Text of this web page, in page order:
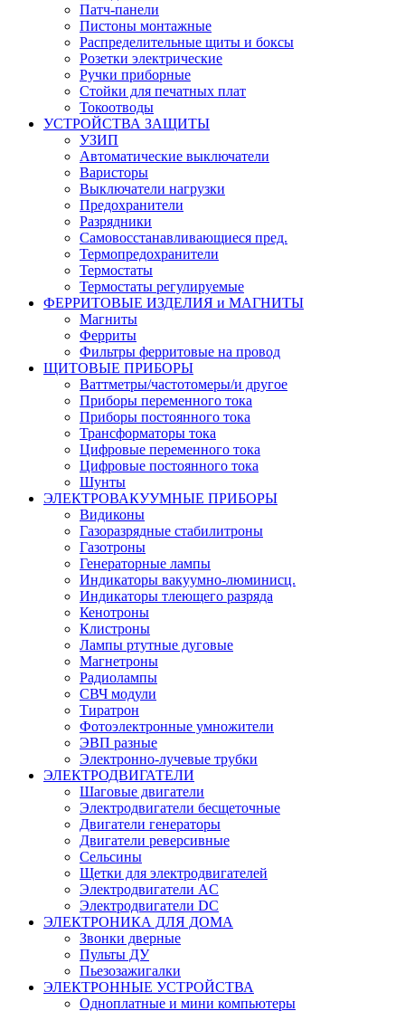
Патч-панели
Пистоны монтажные
Распределительные щиты и боксы
Розетки электрические
Ручки приборные
Стойки для печатных плат
Токоотводы
УСТРОЙСТВА ЗАЩИТЫ
УЗИП
Автоматические выключатели
Варисторы
Выключатели нагрузки
Предохранители
Разрядники
Самовосстанавливающиеся пред.
Термопредохранители
Термостаты
Термостаты регулируемые
ФЕРРИТОВЫЕ ИЗДЕЛИЯ и МАГНИТЫ
Магниты
Ферриты
Фильтры ферритовые на провод
ЩИТОВЫЕ ПРИБОРЫ
Ваттметры/частотомеры/и другое
Приборы переменного тока
Приборы постоянного тока
Трансформаторы тока
Цифровые переменного тока
Цифровые постоянного тока
Шунты
ЭЛЕКТРОВАКУУМНЫЕ ПРИБОРЫ
Видиконы
Газоразрядные стабилитроны
Газотроны
Генераторные лампы
Индикаторы вакуумно-люминисц.
Индикаторы тлеющего разряда
Кенотроны
Клистроны
Лампы ртутные дуговые
Магнетроны
Радиолампы
СВЧ модули
Тиратрон
Фотоэлектронные умножители
ЭВП разные
Электронно-лучевые трубки
ЭЛЕКТРОДВИГАТЕЛИ
Шаговые двигатели
Электродвигатели бесщеточные
Двигатели генераторы
Двигатели реверсивные
Сельсины
Щетки для электродвигателей
Электродвигатели AC
Электродвигатели DC
ЭЛЕКТРОНИКА ДЛЯ ДОМА
Звонки дверные
Пульты ДУ
Пьезозажигалки
ЭЛЕКТРОННЫЕ УСТРОЙСТВА
Одноплатные и мини компьютеры